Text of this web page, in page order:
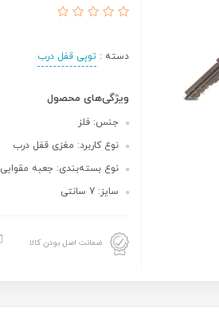
دسته :توپی قفل درب
ویژگی‌های محصول
جنس: فلز
نوع کاربرد: مغزی قفل درب
نوع بسته‌بندی: جعبه مقوایی
سایز: 7 سانتی
ضمانت اصل بودن کالا